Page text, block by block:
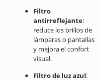
Filtro
antirreflejante:
reduce los brillos de
lámparas o pantallas
y mejora el confort
visual.
Filtro de luz azul: